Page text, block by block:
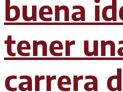
buena
tener
carrera